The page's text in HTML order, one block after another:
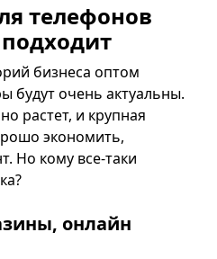
телефонов
бизнеса оптом
будут очень актуальны.
растет, и крупная
экономить,
Но кому все-таки
онлайн